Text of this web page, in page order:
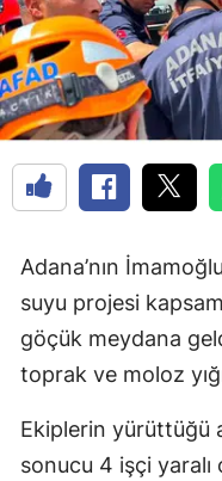
Adana’nın
suyu projesi
göçük meydana
toprak ve moloz
Ekiplerin yürüttüğü
sonucu 4 işçi yaralı